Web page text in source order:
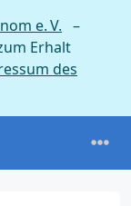
e. V. –
Erhalt
des